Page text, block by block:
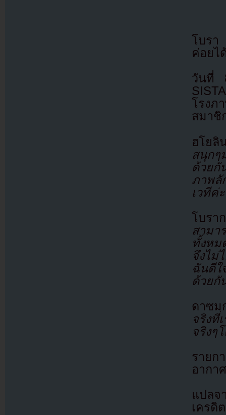
โบรา
ค่อยไ
วันที่
โรงภ
สมาชิ
ฮโยลิ
สนุกๆ
ด้วยกั
ภาพลั
เวทีค่ะ
โบร
สามา
ทั้งหม
จึงไม่
ฉันดีใ
ด้วยกั
ดาซม
จริงที่
จริงๆ
รายก
อากา
แปลจ
เครดิ